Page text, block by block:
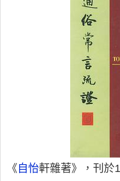
《 自怡軒雜著》，刊於